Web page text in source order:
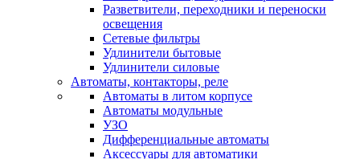
Разветвители, переходники и переноски
освещения
Сетевые фильтры
Удлинители бытовые
Удлинители силовые
Автоматы, контакторы, реле
Автоматы в литом корпусе
Автоматы модульные
УЗО
Дифференциальные автоматы
Аксессуары для автоматики